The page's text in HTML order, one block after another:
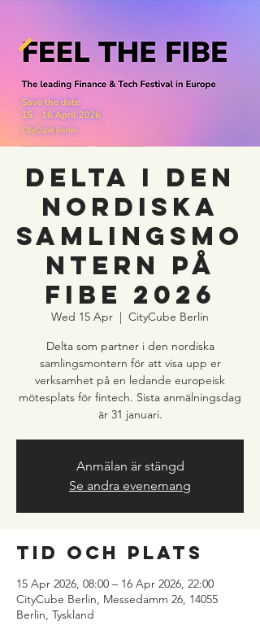
DELTA I DEN
NORDISKA
SAMLINGSMO
NTERN PÅ
FIBE 2026
Wed 15 Apr
  |
CityCube Berlin
Delta som partner i den nordiska
samlingsmontern för att visa upp er
verksamhet på en ledande europeisk
mötesplats för fintech. Sista anmälningsdag
är 31 januari.
Anmälan är stängd
Se andra evenemang
Tid och plats
15 Apr 2026, 08:00 – 16 Apr 2026, 22:00
CityCube Berlin, Messedamm 26, 14055
Berlin, Tyskland